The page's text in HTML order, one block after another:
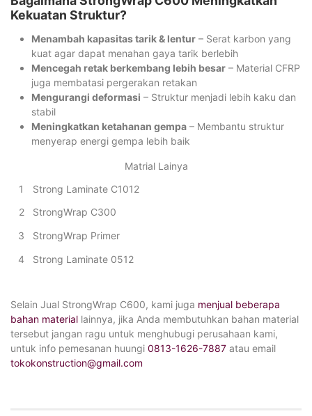
Kekuatan Struktur?
Menambah kapasitas tarik & lentur – Serat karbon yang
kuat agar dapat menahan gaya tarik berlebih
Mencegah retak berkembang lebih besar – Material CFRP
juga membatasi pergerakan retakan
Mengurangi deformasi – Struktur menjadi lebih kaku dan
stabil
Meningkatkan ketahanan gempa – Membantu struktur
menyerap energi gempa lebih baik
Matrial Lainya
1
Strong Laminate C1012
2
StrongWrap C300
3
StrongWrap Primer
4
Strong Laminate 0512
Selain Jual StrongWrap C600, kami juga menjual beberapa
bahan material lainnya, jika Anda membutuhkan bahan material
tersebut jangan ragu untuk menghubugi perusahaan kami,
untuk info pemesanan huungi 0813-1626-7887 atau email
tokokonstruction@gmail.com